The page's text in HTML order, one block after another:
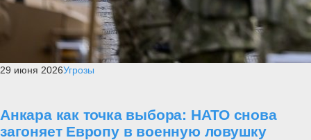
29 июня 2026Угрозы
Анкара как точка выбора: НАТО снова
загоняет Европу в военную ловушку